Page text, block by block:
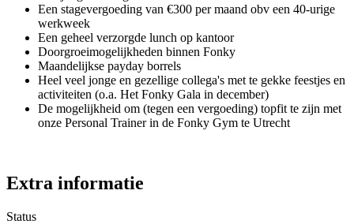
Een stagevergoeding van €300 per maand obv een 40-urige
werkweek
Een geheel verzorgde lunch op kantoor
Doorgroeimogelijkheden binnen Fonky
Maandelijkse payday borrels
Heel veel jonge en gezellige collega's met te gekke feestjes en
activiteiten (o.a. Het Fonky Gala in december)
De mogelijkheid om (tegen een vergoeding) topfit te zijn met
onze Personal Trainer in de Fonky Gym te Utrecht
Extra informatie
Status